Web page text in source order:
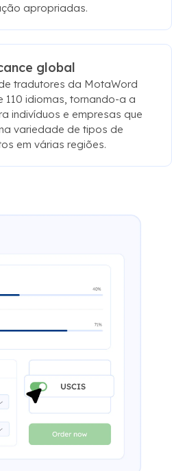
apropriadas.
global
tradutores da MotaWord
110 idiomas, tornando-a a
indivíduos e empresas que
variedade de tipos de
em várias regiões.